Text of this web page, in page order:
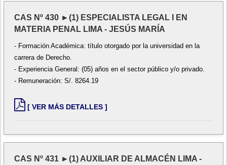
CAS Nº 430 ►(1) ESPECIALISTA LEGAL I EN
MATERIA PENAL LIMA - JESÚS MARÍA
- Formación Académica: título otorgado por la universidad en la
carrera de Derecho.
- Experiencia General: (05) años en el sector público y/o privado.
- Remuneración: S/. 8264.19
[ VER MÁS DETALLES ]
CAS Nº 431 ►(1) AUXILIAR DE ALMACÉN LIMA -